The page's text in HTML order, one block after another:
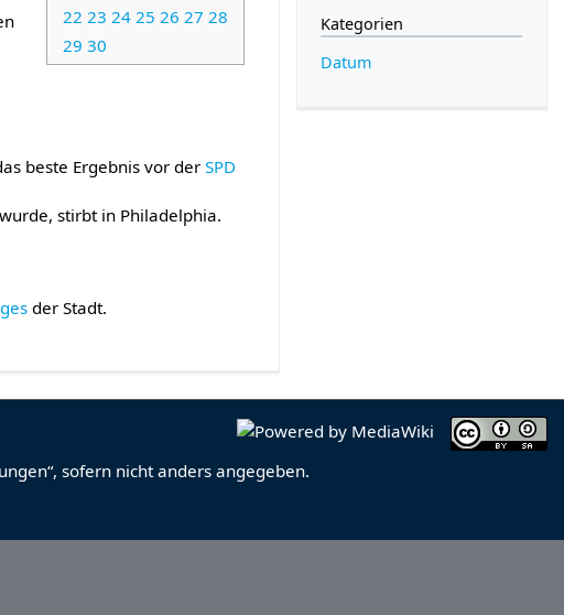
22 23 24 25 26 27 28
29 30
beste Ergebnis vor derSPD
stirbt in Philadelphia.
der Stadt.
Kategorien
Datum
, sofern nicht anders angegeben.